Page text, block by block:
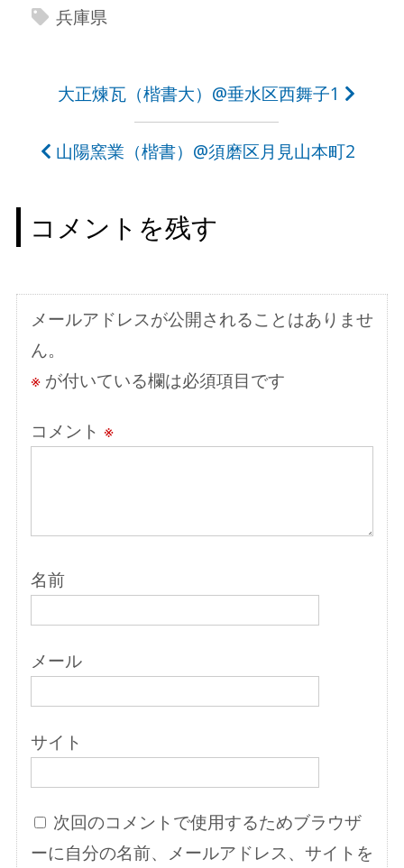
兵庫県
ナ
ビ
ゲ
シ
ョ
ン
大正煉瓦（楷書大）@垂水区西舞子1
山陽窯業（楷書）@須磨区月見山本町2
コメントを残す
メールアドレスが公開されることはありませ
ん。
※が付いている欄は必須項目です
コメント ※
名前
メール
サイト
次回のコメントで使用するためブラウザ
ーに自分の名前、メールアドレス、サイトを